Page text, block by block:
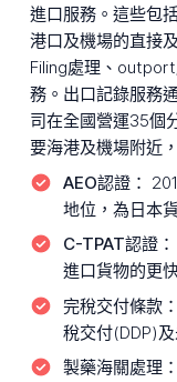
進口服務。這些包
港口及機場的直接
Filing處理、
務。出口記錄服務
司在全國營運35個
要海港及機場附近
AEO認證：
地位，為日本
C-TPAT認證：
進口貨物的更
完稅交付條款：
稅交付(DDP)
製藥海關處理：